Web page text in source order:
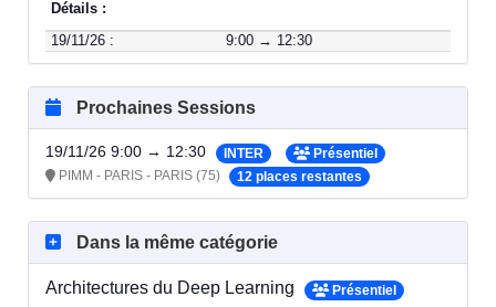
Détails :
19/11/26 : 9:00 → 12:30
Prochaines Sessions
19/11/26 9:00 → 12:30 INTER
Présentiel
PIMM - PARIS - PARIS (75)
12 places restantes
Dans la même catégorie
Architectures du Deep Learning Présentiel